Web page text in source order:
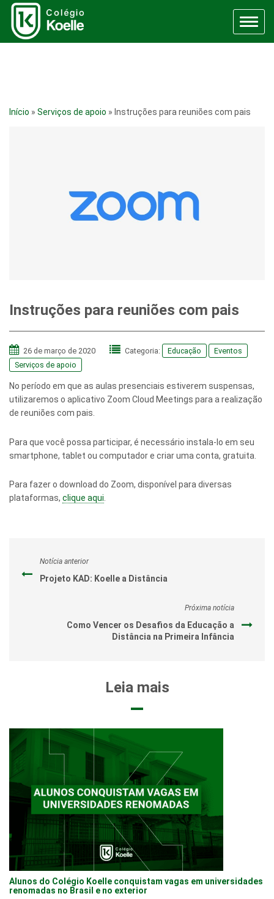
Menu
Início » Serviços de apoio » Instruções para reuniões com pais
Instruções para reuniões com pais
26 de março de 2020 Categoria: Educação
Eventos
Serviços de apoio
No período em que as aulas presenciais estiverem suspensas,
utilizaremos o aplicativo Zoom Cloud Meetings para a realização
de reuniões com pais.
Para que você possa participar, é necessário instala-lo em seu
smartphone, tablet ou computador e criar uma conta, gratuita.
Para fazer o download do Zoom, disponível para diversas
plataformas, clique aqui
Notícia anterior
Projeto KAD: Koelle a Distância
Próxima notícia
Como Vencer os Desafios da Educação a
Distância na Primeira Infância
Leia mais
Alunos do Colégio Koelle conquistam vagas em universidades
renomadas no Brasil e no exterior